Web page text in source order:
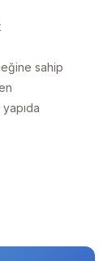
sahip